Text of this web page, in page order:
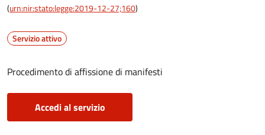
(urn:nir:stato:legge:2019-12-27;160)
Servizio attivo
Procedimento di affissione di manifesti
Accedi al servizio